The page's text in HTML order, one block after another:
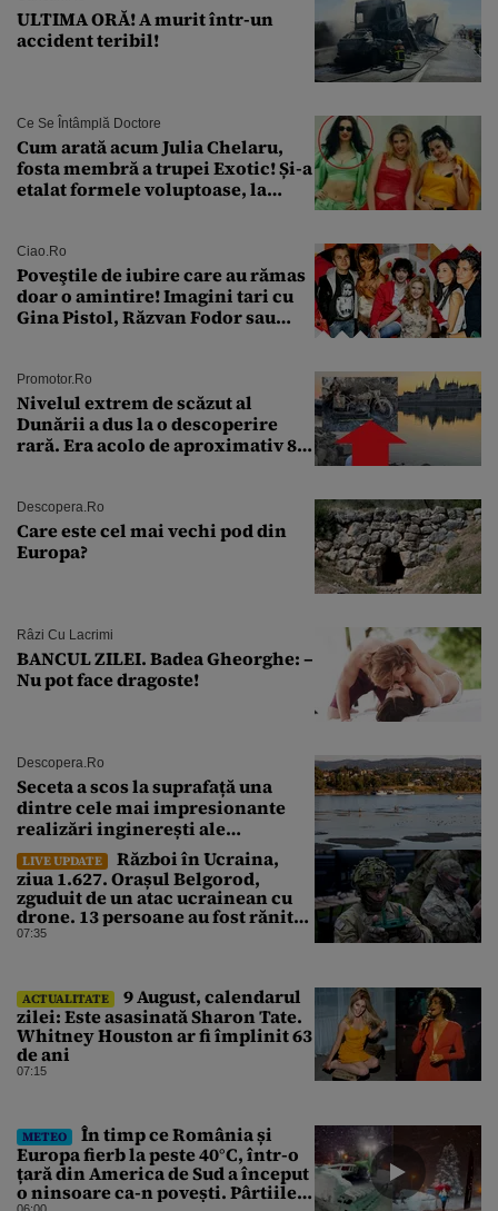
ULTIMA ORĂ! A murit într-un
accident teribil!
Ce Se Întâmplă Doctore
Cum arată acum Julia Chelaru,
fosta membră a trupei Exotic! Și-a
etalat formele voluptoase, la
Ciao.ro
Poveştile de iubire care au rămas
doar o amintire! Imagini tari cu
Gina Pistol, Răzvan Fodor sau
Promotor.ro
Nivelul extrem de scăzut al
Dunării a dus la o descoperire
rară. Era acolo de aproximativ 80
Descopera.ro
Care este cel mai vechi pod din
Europa?
Râzi Cu Lacrimi
BANCUL ZILEI. Badea Gheorghe: –
Nu pot face dragoste!
Descopera.ro
Seceta a scos la suprafață una
dintre cele mai impresionante
realizări inginerești ale
Imperiului Roman
LIVE UPDATE
Război în Ucraina,
ziua 1.627. Orașul Belgorod,
zguduit de un atac ucrainean cu
drone. 13 persoane au fost rănite
și mai multe clădiri, incendiate
07:35
ACTUALITATE
9 August, calendarul
zilei: Este asasinată Sharon Tate.
Whitney Houston ar fi împlinit 63
de ani
07:15
METEO
În timp ce România și
Europa fierb la peste 40°C, într-o
țară din America de Sud a început
o ninsoare ca-n povești. Pârtiile